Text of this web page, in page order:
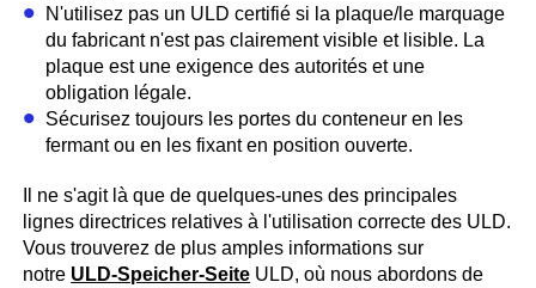
N'utilisez pas un ULD certifié si la plaque/le marquage
du fabricant n'est pas clairement visible et lisible. La
plaque est une exigence des autorités et une
obligation légale.
Sécurisez toujours les portes du conteneur en les
fermant ou en les fixant en position ouverte.
Il ne s'agit là que de quelques-unes des principales
lignes directrices relatives à l'utilisation correcte des ULD.
Vous trouverez de plus amples informations sur
notre ULD-Speicher-Seite ULD, où nous abordons de